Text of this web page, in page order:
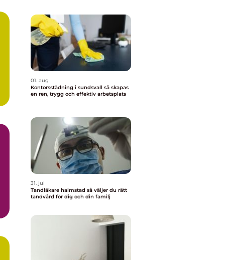
01. aug
Kontorsstädning i sundsvall så skapas
en ren, trygg och effektiv arbetsplats
31. jul
Tandläkare halmstad så väljer du rätt
tandvård för dig och din familj